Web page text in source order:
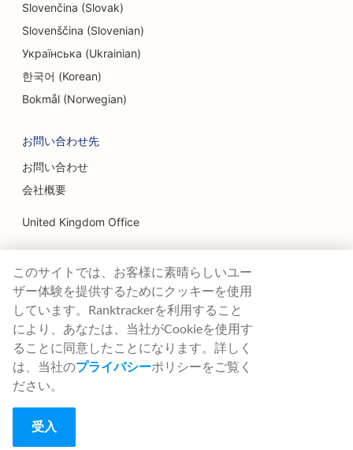
Slovenčina (Slovak)
Slovenščina (Slovenian)
Українська (Ukrainian)
한국어 (Korean)
Bokmål (Norwegian)
お問い合わせ先
お問い合わせ
会社概要
United Kingdom Office
Ranktracker Ltd
144A Clerkenwell Rd
London, EC1R 5DF
Company No: 08820809
felix@ranktracker.com
2015 -
このサイトでは、お客様に素晴らしいユー
ザー体験を提供するためにクッキーを使用
しています。Ranktrackerを利用すること
により、あなたは、当社がCookieを使用す
ることに同意したことになります。詳しく
は、当社のプライバシーポリシーをご覧く
ださい。
受入